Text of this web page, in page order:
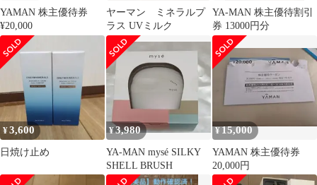
YAMAN 株主優待券
¥20,000
ヤーマン ミネラルプ
ラス UVミルク
YA-MAN 株主優待割引
券 13000円分
¥3,600
日焼け止め
¥3,980
YA-MAN mysé SILKY
SHELL BRUSH
¥15,000
YAMAN 株主優待券
20,000円